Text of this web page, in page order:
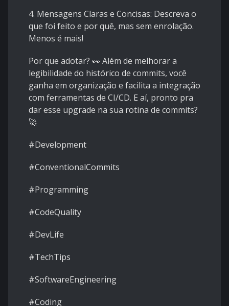
4. Mensagens Claras e Concisas: Descreva o
que foi feito e por quê, mas sem enrolação.
Menos é mais!
Por que adotar? 👀 Além de melhorar a
legibilidade do histórico de commits, você
ganha em organização e facilita a integração
com ferramentas de CI/CD. E aí, pronto pra
dar esse upgrade na sua rotina de commits?
🚀
#Development
#ConventionalCommits
#Programming
#CodeQuality
#DevLife
#TechTips
#SoftwareEngineering
#Coding